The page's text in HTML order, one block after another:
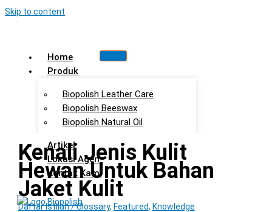
Skip to content
Home
Produk
Biopolish Leather Care
Biopolish Beeswax
Biopolish Natural Oil
Artikel
Lokasi Agen
Kontak Kami
Kenali Jenis Kulit
Hewan Untuk Bahan
Jaket Kulit
Daftar Istilah / Glossary, Featured, Knowledge